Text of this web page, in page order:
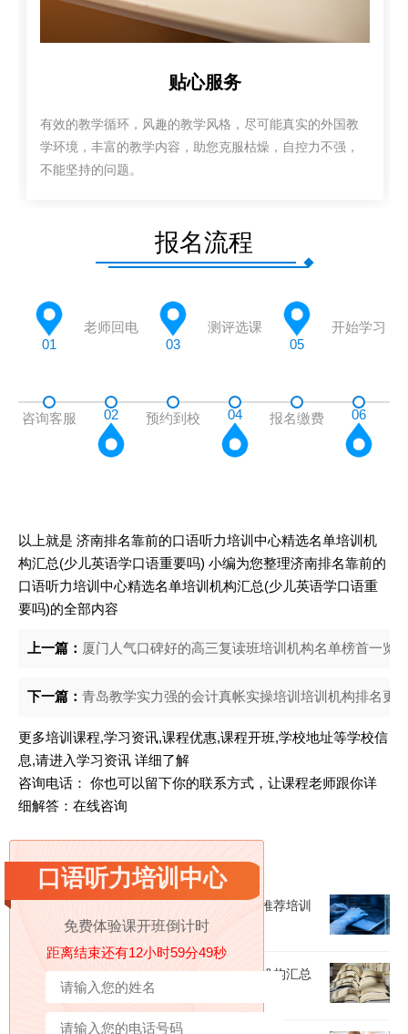
贴心服务
有效的教学循环，风趣的教学风格，尽可能真实的外国教
学环境，丰富的教学内容，助您克服枯燥，自控力不强，
不能坚持的问题。
报名流程
01
咨询客服
老师回电
02
03
预约到校
测评选课
04
05
报名缴费
开始学习
06
以上就是 济南排名靠前的口语听力培训中心精选名单培训机
构汇总(少儿英语学口语重要吗) 小编为您整理济南排名靠前的
口语听力培训中心精选名单培训机构汇总(少儿英语学口语重
要吗)的全部内容
上一篇： 厦门人气口碑好的高三复读班培训机构名单榜首一览
下一篇： 青岛教学实力强的会计真帐实操培训培训机构排名更
更多培训课程,学习资讯,课程优惠,课程开班,学校地址等学校信
息,请进入学习资讯 详细了解
咨询电话： 你也可以留下你的联系方式，让课程老师跟你详
细解答： 在线咨询
口语听力培训中心
免费体验课开班倒计时
距离结束还有12小时59分47秒
推荐徐州口碑比较好的口语培训速成班优先推荐培训
机构出炉(日语口语该如何练习)
郑州排名靠前的英语口语培训精选名单培训机构汇总
(雅思口语考试培训)